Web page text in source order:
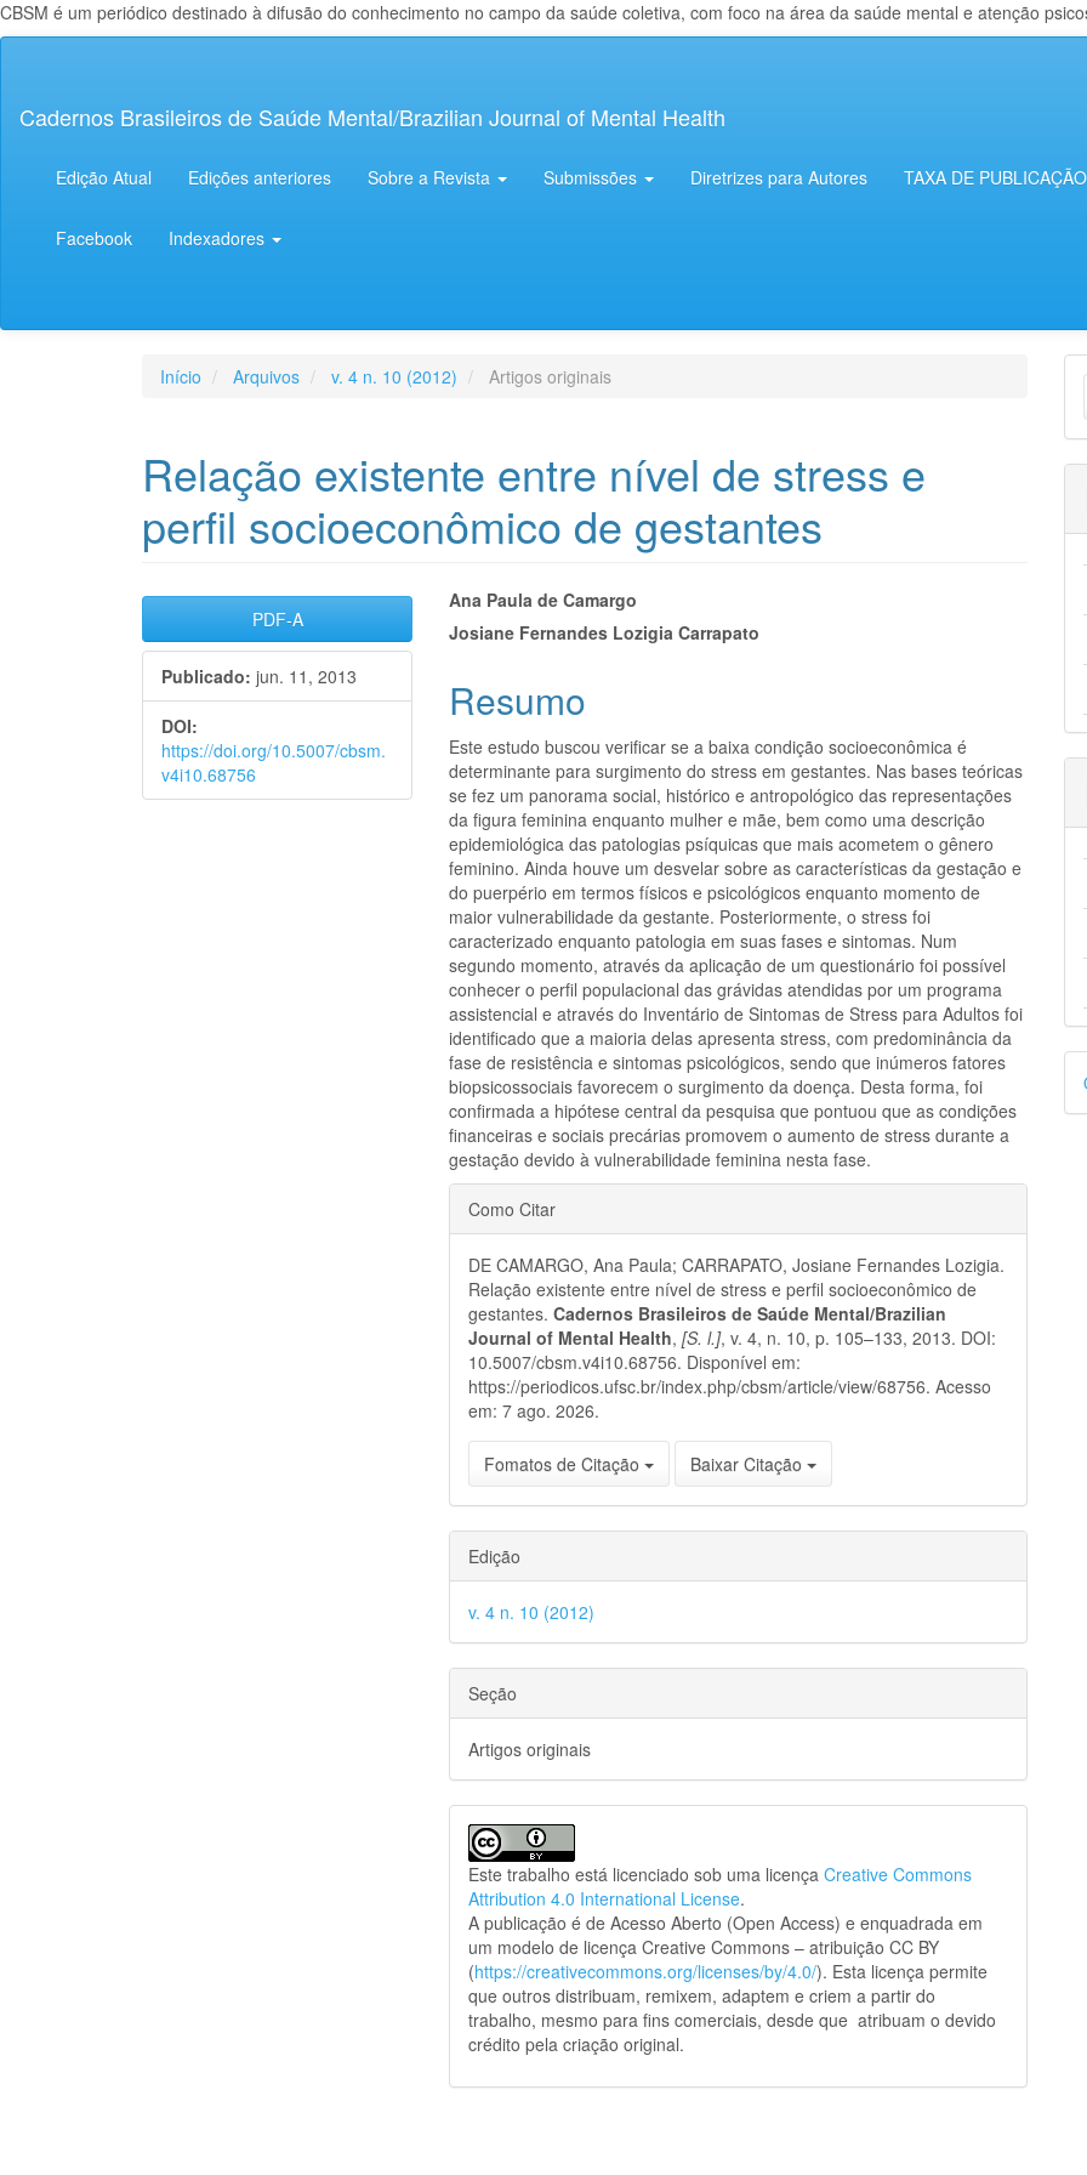
CBSM é um periódico destinado à difusão do conhecimento no campo da saúde coletiva, com foco na área da saúde mental e atenção
principal
Lateral
Cadernos Brasileiros de Saúde Mental/Brazilian Journal of Mental Health
Edição Atual Edições anteriores Sobre a Revista Submissões Diretrizes para Autores TAXA DE PUBLICAÇÃO
Facebook Indexadores
Início Arquivos v. 4 n. 10 (2012) Artigos originais
Relação existente entre nível de stress e
perfil socioeconômico de gestantes
Barra
lateral
de
artigos
PDF-A
Publicado: jun. 11, 2013
DOI:
https://doi.org/10.5007/cbsm.
v4i10.68756
Conteúdo
do
artigo
principal
Ana Paula de Camargo
Josiane Fernandes Lozigia Carrapato
Resumo
Este estudo buscou verificar se a baixa condição socioeconômica é
determinante para surgimento do stress em gestantes. Nas bases teóricas
se fez um panorama social, histórico e antropológico das representações
da figura feminina enquanto mulher e mãe, bem como uma descrição
epidemiológica das patologias psíquicas que mais acometem o gênero
feminino. Ainda houve um desvelar sobre as características da gestação e
do puerpério em termos físicos e psicológicos enquanto momento de
maior vulnerabilidade da gestante. Posteriormente, o stress foi
caracterizado enquanto patologia em suas fases e sintomas. Num
segundo momento, através da aplicação de um questionário foi possível
conhecer o perfil populacional das grávidas atendidas por um programa
assistencial e através do Inventário de Sintomas de Stress para Adultos foi
identificado que a maioria delas apresenta stress, com predominância da
fase de resistência e sintomas psicológicos, sendo que inúmeros fatores
biopsicossociais favorecem o surgimento da doença. Desta forma, foi
confirmada a hipótese central da pesquisa que pontuou que as condições
financeiras e sociais precárias promovem o aumento de stress durante a
gestação devido à vulnerabilidade feminina nesta fase.
Detalhes
do
artigo
Como Citar
DE CAMARGO, Ana Paula; CARRAPATO, Josiane Fernandes Lozigia.
Relação existente entre nível de stress e perfil socioeconômico de
gestantes.Cadernos Brasileiros de Saúde Mental/Brazilian
Journal of Mental Health,[S. l.], v. 4, n. 10, p. 105–133, 2013. DOI:
10.5007/cbsm.v4i10.68756. Disponível em:
https://periodicos.ufsc.br/index.php/cbsm/article/view/68756. Acesso
em: 7 ago. 2026.
Fomatos de Citação Baixar Citação
Edição
v. 4 n. 10 (2012)
Seção
Artigos originais
Este trabalho está licenciado sob uma licençaCreative Commons
Attribution 4.0 International License.
A publicação é de Acesso Aberto (Open Access) e enquadrada em
um modelo de licença Creative Commons – atribuição CC BY
(https://creativecommons.org/licenses/by/4.0/). Esta licença permite
que outros distribuam, remixem, adaptem e criem a partir do
trabalho, mesmo para fins comerciais, desde que atribuam o devido
crédito pela criação original.